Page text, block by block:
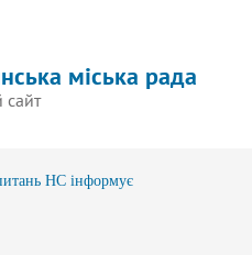
міська рада
сайт
НС інформує